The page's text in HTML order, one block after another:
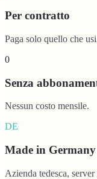
Per contratto
Paga solo quello che
0
Senza
Nessun costo mensile.
DE
Made in Germany
Azienda tedesca,